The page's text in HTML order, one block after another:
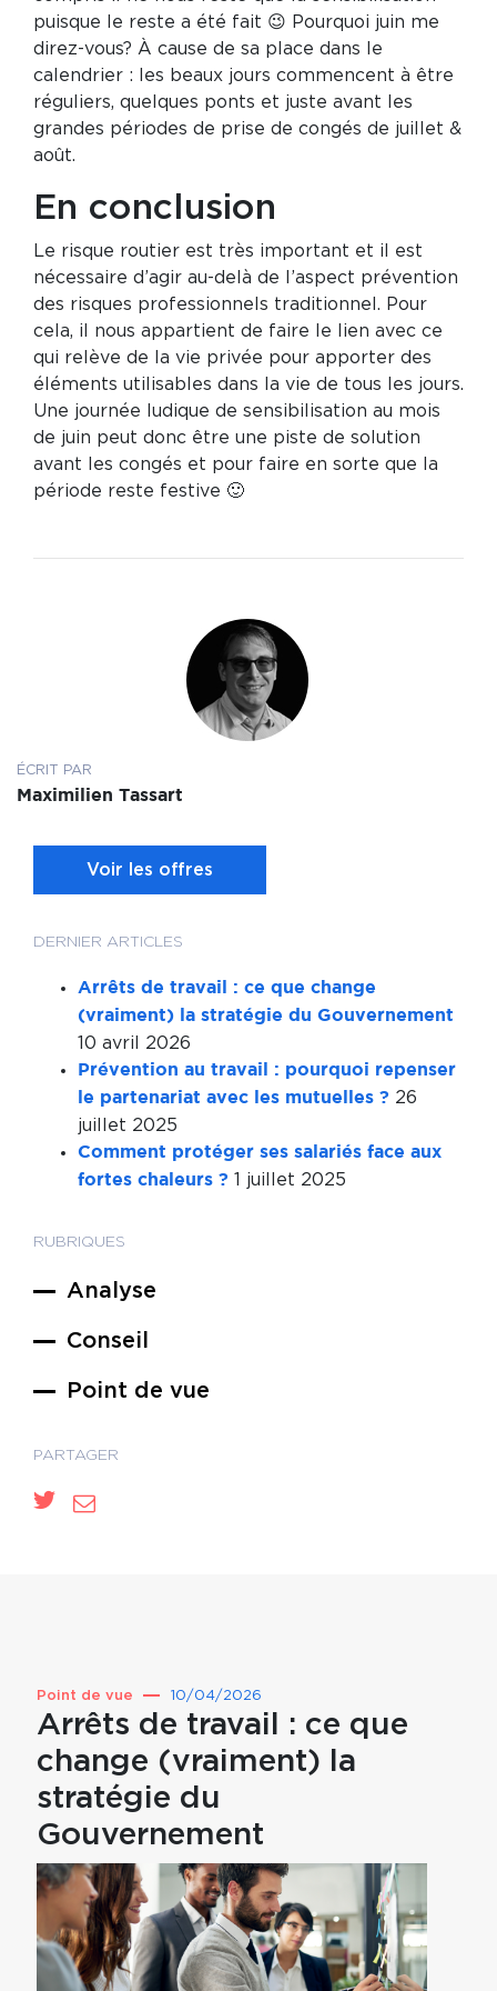
DERNIER ARTICLES
Arrêts de travail : ce que change
(vraiment) la stratégie du Gouvernement
10 avril 2026
Prévention au travail : pourquoi repenser
le partenariat avec les mutuelles ? 26
juillet 2025
Comment protéger ses salariés face aux
fortes chaleurs ? 1 juillet 2025
RUBRIQUES
Analyse
Conseil
Point de vue
PARTAGER
puisque le reste a été fait 😉 Pourquoi juin me
direz-vous? À cause de sa place dans le
calendrier : les beaux jours commencent à être
réguliers, quelques ponts et juste avant les
grandes périodes de prise de congés de juillet &
août.
En conclusion
Le risque routier est très important et il est
nécessaire d’agir au-delà de l’aspect prévention
des risques professionnels traditionnel. Pour
cela, il nous appartient de faire le lien avec ce
qui relève de la vie privée pour apporter des
éléments utilisables dans la vie de tous les jours.
Une journée ludique de sensibilisation au mois
de juin peut donc être une piste de solution
avant les congés et pour faire en sorte que la
période reste festive 🙂
ÉCRIT PAR
Maximilien Tassart
Voir les offres
Point de vue 10/04/2026
Arrêts de travail : ce que
change (vraiment) la
stratégie du
Gouvernement